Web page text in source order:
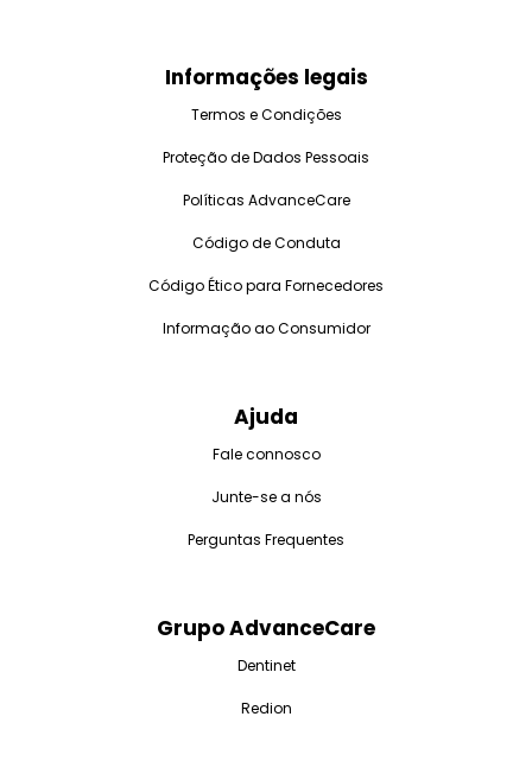
Informações legais
Termos e Condições
Proteção de Dados Pessoais
Políticas AdvanceCare
Código de Conduta
Código Ético para Fornecedores
Informação ao Consumidor
Ajuda
Fale connosco
Junte-se a nós
Perguntas Frequentes
Grupo AdvanceCare
Dentinet
Redion